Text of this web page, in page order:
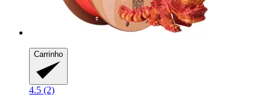
Carrinho
4.5 (2)